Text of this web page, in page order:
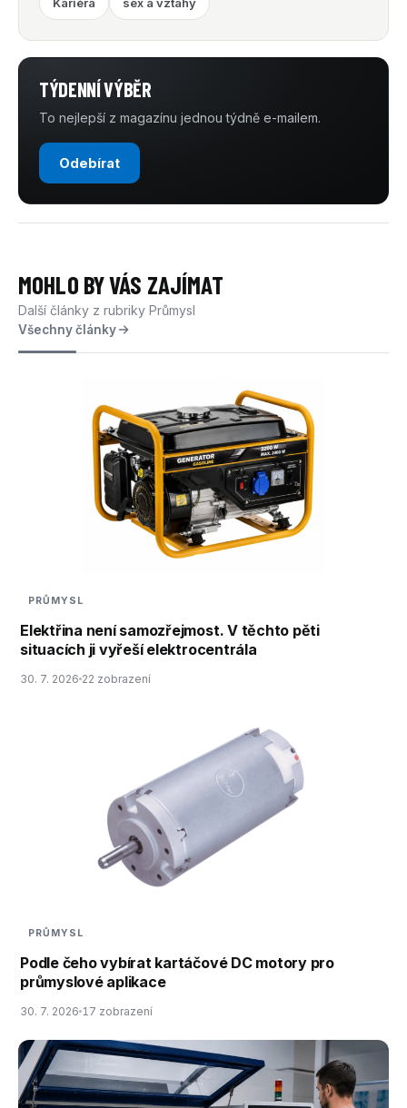
TÝDENNÍ VÝBĚR
To nejlepší z magazínu jednou týdně e-mailem.
Odebírat
MOHLO BY VÁS ZAJÍMAT
Další články z rubriky Průmysl
Všechny články
PRŮMYSL
Elektřina není samozřejmost. V těchto pěti
situacích ji vyřeší elektrocentrála
30. 7. 2026 22 zobrazení
PRŮMYSL
Podle čeho vybírat kartáčové DC motory pro
průmyslové aplikace
30. 7. 2026 17 zobrazení